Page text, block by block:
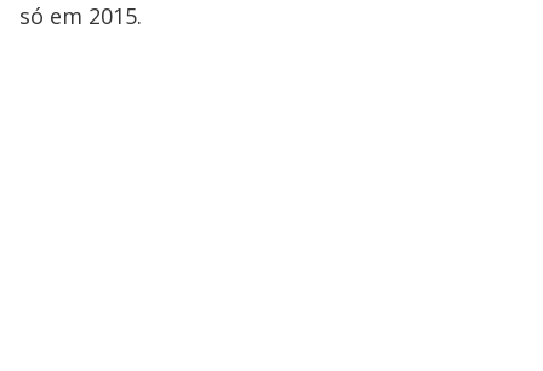
só em 2015.